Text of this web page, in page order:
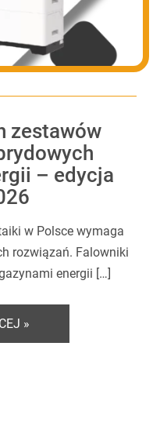
zestawów
– edycja
w Polsce wymaga
rozwiązań. Falowniki
energii […]
»